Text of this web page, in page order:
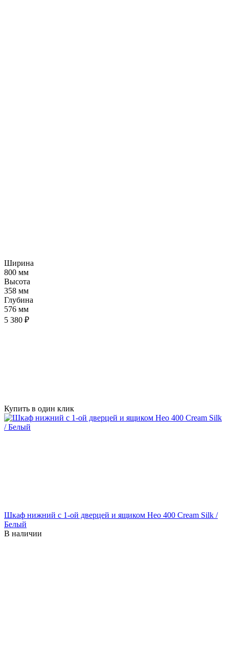
Ширина
800 мм
Высота
358 мм
Глубина
576 мм
5 380 ₽
Купить в один клик
Шкаф нижний с 1-ой дверцей и ящиком Нео 400 Cream Silk /
Белый
В наличии